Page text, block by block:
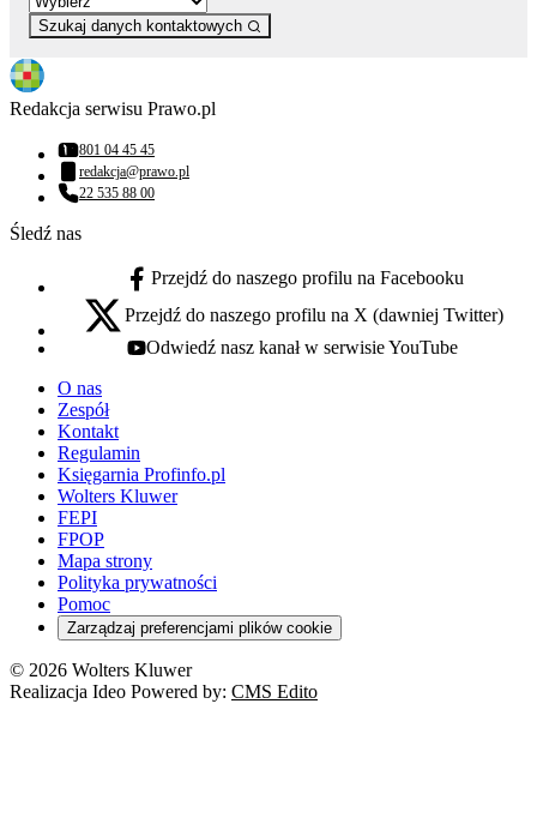
Szukaj danych kontaktowych
Redakcja serwisu Prawo.pl
Numer telefonu:
801 04 45 45
Adres email:
redakcja@prawo.pl
Numer telefonu:
22 535 88 00
Śledź nas
facebook - otwiera się w nowej karcie
Przejdź do naszego profilu na Facebooku
x - otwiera się w nowej karcie
Przejdź do naszego profilu na X (dawniej Twitter)
youtube - otwiera się w nowej karcie
Odwiedź nasz kanał w serwisie YouTube
O nas
Zespół
Kontakt
Regulamin
Księgarnia Profinfo.pl
Wolters Kluwer
FEPI
FPOP
Mapa strony
Polityka prywatności
Pomoc
Zarządzaj preferencjami plików cookie
© 2026 Wolters Kluwer
Realizacja Ideo Powered by: CMS Edito